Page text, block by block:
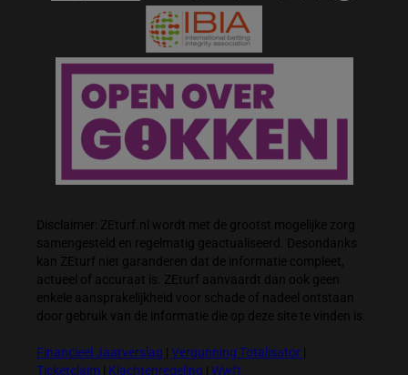
Disclaimer: ZEturf.nl wordt met de grootst mogelijke zorg
samengesteld en regelmatig geactualiseerd. Desondanks
kan ZEturf niet garanderen dat de informatie compleet,
actueel of accuraat is. ZEturf aanvaardt dan ook geen
enkele aansprakelijkheid voor schade of nadeel ontstaan
door gebruik van de informatie die op deze site te vinden is.
Financieel Jaarverslag Vergunning Totalisator
Ticketclaim
Klachtenregeling Wwft